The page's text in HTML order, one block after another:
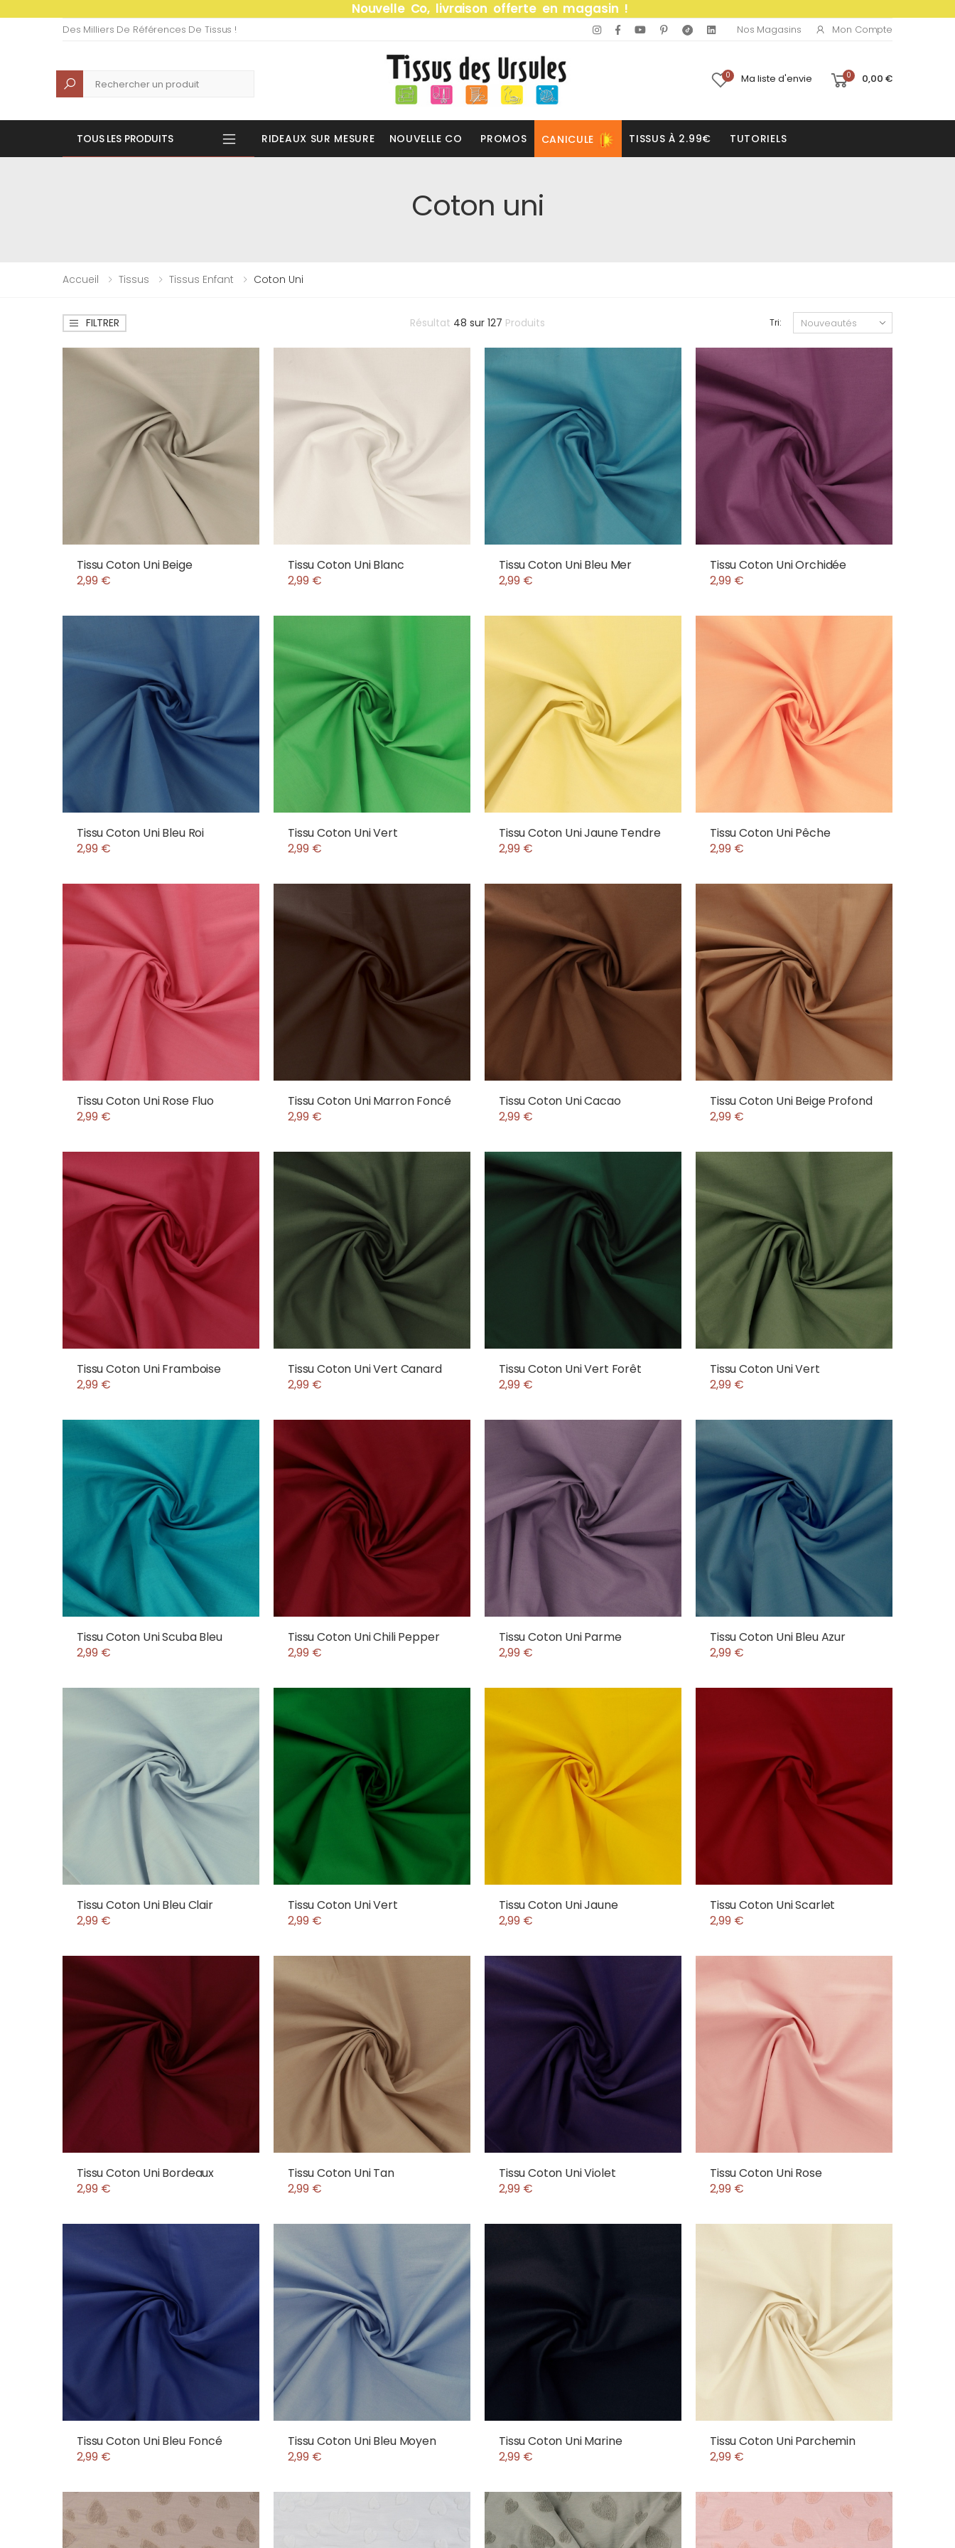
Nouvelle Co, livraison offerte en magasin !
Des Milliers De Références De Tissus ! Nos Magasins Mon Compte
Recherche 0 Ma liste d'envie 0 0,00 €
TOUS LES PRODUITS RIDEAUX SUR MESURE NOUVELLE CO PROMOS CANICULE TISSUS À 2.99€ TUTORIELS
Coton uni
Accueil Tissus Tissus Enfant Coton Uni
FILTRER Résultat 48 sur 127 Produits Tri:
Tissu Coton Uni Beige
2,99 €
Tissu Coton Uni Blanc
2,99 €
Tissu Coton Uni Bleu Mer
2,99 €
Tissu Coton Uni Orchidée
2,99 €
Tissu Coton Uni Bleu Roi
2,99 €
Tissu Coton Uni Vert
2,99 €
Tissu Coton Uni Jaune Tendre
2,99 €
Tissu Coton Uni Pêche
2,99 €
Tissu Coton Uni Rose Fluo
2,99 €
Tissu Coton Uni Marron Foncé
2,99 €
Tissu Coton Uni Cacao
2,99 €
Tissu Coton Uni Beige Profond
2,99 €
Tissu Coton Uni Framboise
2,99 €
Tissu Coton Uni Vert Canard
2,99 €
Tissu Coton Uni Vert Forêt
2,99 €
Tissu Coton Uni Vert
2,99 €
Tissu Coton Uni Scuba Bleu
2,99 €
Tissu Coton Uni Chili Pepper
2,99 €
Tissu Coton Uni Parme
2,99 €
Tissu Coton Uni Bleu Azur
2,99 €
Tissu Coton Uni Bleu Clair
2,99 €
Tissu Coton Uni Vert
2,99 €
Tissu Coton Uni Jaune
2,99 €
Tissu Coton Uni Scarlet
2,99 €
Tissu Coton Uni Bordeaux
2,99 €
Tissu Coton Uni Tan
2,99 €
Tissu Coton Uni Violet
2,99 €
Tissu Coton Uni Rose
2,99 €
Tissu Coton Uni Bleu Foncé
2,99 €
Tissu Coton Uni Bleu Moyen
2,99 €
Tissu Coton Uni Marine
2,99 €
Tissu Coton Uni Parchemin
2,99 €